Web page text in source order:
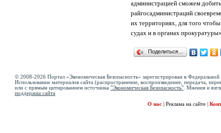
администрацией сможем
райгосадминистраций
их территориях, для того
судах и в органах
Поделиться…
© 2008-2026 Портал «Экономическая Безопасность» зарегистрирован в
Использование материалов сайта (распространение, воспроизведение, передача,
или с прямым цитированием источника "Экономическая Безопасность" . Мнения и
поддержка сайта
О нас
Реклама на сайте